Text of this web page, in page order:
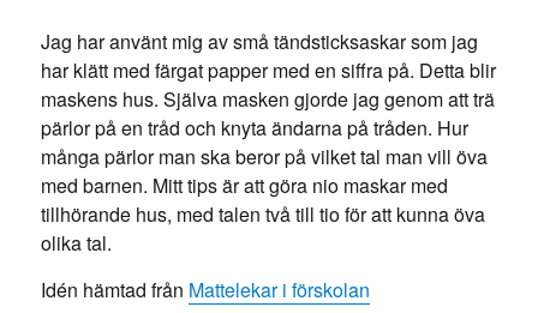
Jag har använt mig av små tändsticksaskar som jag
har klätt med färgat papper med en siffra på. Detta blir
maskens hus. Själva masken gjorde jag genom att trä
pärlor på en tråd och knyta ändarna på tråden. Hur
många pärlor man ska beror på vilket tal man vill öva
med barnen. Mitt tips är att göra nio maskar med
tillhörande hus, med talen två till tio för att kunna öva
olika tal.
Idén hämtad från Mattelekar i förskolan